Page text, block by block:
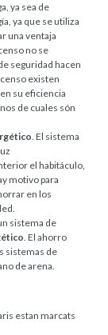
ya sea de
ya que se utiliza
una ventaja
no se
seguridad hacen
existen
su eficiencia
de cuales són
. El sistema
el habitáculo,
motivo para
en los
sistema de
. El ahorro
sistemas de
de arena.
estan marcats